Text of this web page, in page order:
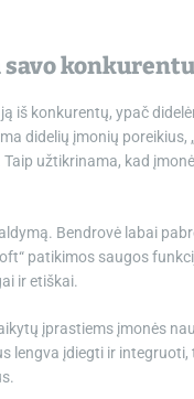
savo
iš konkurentų, ypač
didelių įmonių poreikius,
užtikrinama, kad
Bendrovė labai
patikimos saugos
ir etiškai.
įprastiems įmonės
lengva įdiegti ir integruoti,